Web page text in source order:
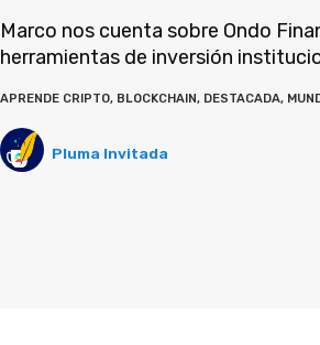
Marco nos cuenta sobre Ondo
herramientas de inversión
APRENDE CRIPTO, BLOCKCHAIN, DESTACADA,
Pluma Invitada